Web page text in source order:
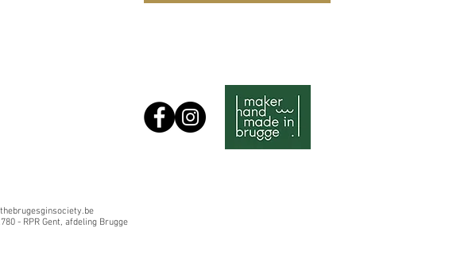
- RPR Gent, afdeling Brugge